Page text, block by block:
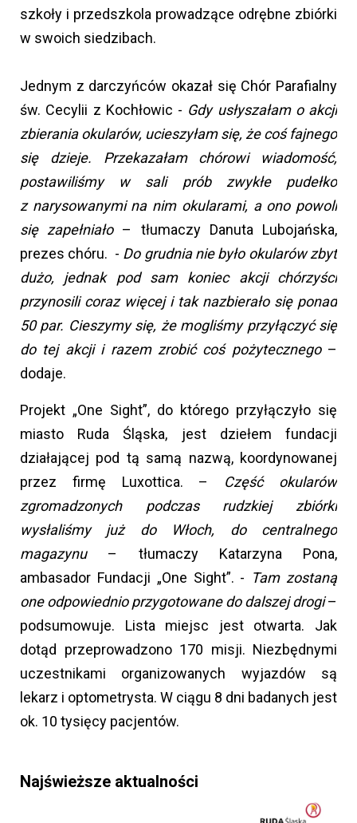
szkoły i przedszkola prowadzące odrębne zbiórki
w swoich siedzibach.
Jednym z darczyńców okazał się Chór Parafialny
św. Cecylii z Kochłowic - Gdy usłyszałam o akcji
zbierania okularów, ucieszyłam się, że coś fajnego
się dzieje. Przekazałam chórowi wiadomość,
postawiliśmy w sali prób zwykłe pudełko
z narysowanymi na nim okularami, a ono powoli
się zapełniało– tłumaczy Danuta Lubojańska,
prezes chóru. - Do grudnia nie było okularów zbyt
dużo, jednak pod sam koniec akcji chórzyści
przynosili coraz więcej i tak nazbierało się ponad
50 par. Cieszymy się, że mogliśmy przyłączyć się
do tej akcji i razem zrobić coś pożytecznego –
dodaje.
Projekt „One Sight”, do którego przyłączyło się
miasto Ruda Śląska, jest dziełem fundacji
działającej pod tą samą nazwą, koordynowanej
przez firmę Luxottica. – Część okularów
zgromadzonych podczas rudzkiej zbiórki
wysłaliśmy już do Włoch, do centralnego
magazynu– tłumaczy Katarzyna Pona,
ambasador Fundacji „One Sight”. - Tam zostaną
one odpowiednio przygotowane do dalszej drogi–
podsumowuje. Lista miejsc jest otwarta. Jak
dotąd przeprowadzono 170 misji. Niezbędnymi
uczestnikami organizowanych wyjazdów są
lekarz i optometrysta. W ciągu 8 dni badanych jest
ok. 10 tysięcy pacjentów.
Najświeższe aktualności